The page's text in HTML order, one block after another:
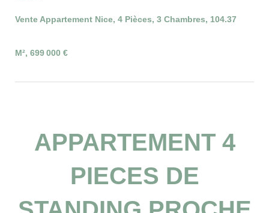
Vente Appartement Nice, 4 Pièces, 3 Chambres, 104.37
M², 699 000 €
APPARTEMENT 4
PIECES DE